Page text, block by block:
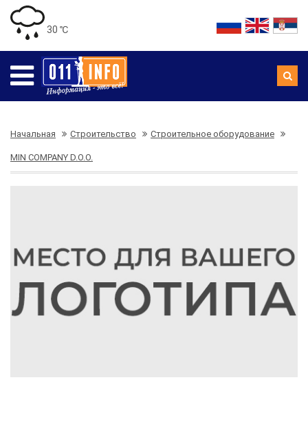
30 ℃
Начальная Строительство Строительное оборудование
MIN COMPANY D.O.O.